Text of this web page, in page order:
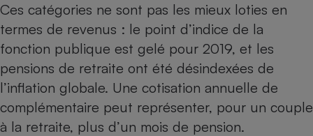
Ces catégories ne sont pas les mieux loties en
termes de revenus : le point d’indice de la
fonction publique est gelé pour 2019, et les
pensions de retraite ont été désindexées de
l’inflation globale. Une cotisation annuelle de
complémentaire peut représenter, pour un couple
à la retraite, plus d’un mois de pension.
bouteille
Banque
Lave-linge
Téléviseur
Matelas
Antimoustique